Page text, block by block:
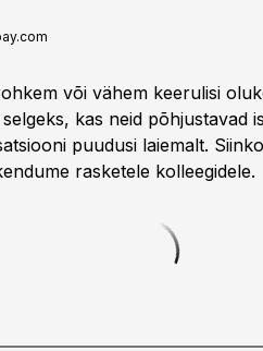
või vähem keerulisi
kas neid põhjustavad
puudusi laiemalt.
rasketele kolleegidele.